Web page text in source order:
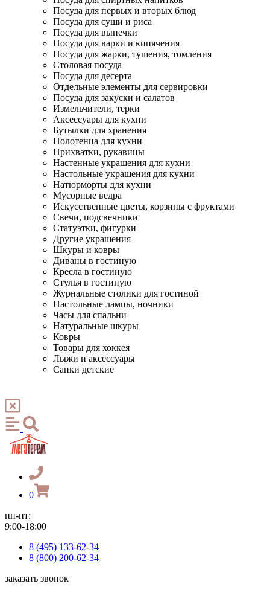
Посуда для первых и вторых блюд
Посуда для суши и риса
Посуда для выпечки
Посуда для варки и кипячения
Посуда для жарки, тушения, томления
Столовая посуда
Посуда для десерта
Отдельные элементы для сервировки
Посуда для закуски и салатов
Измельчители, терки
Аксессуары для кухни
Бутылки для хранения
Полотенца для кухни
Прихватки, рукавицы
Настенные украшения для кухни
Настольные украшения для кухни
Натюрморты для кухни
Мусорные ведра
Искусственные цветы, корзины с фруктами
Свечи, подсвечники
Статуэтки, фигурки
Другие украшения
Шкуры и ковры
Диваны в гостиную
Кресла в гостиную
Стулья в гостиную
Журнальные столики для гостиной
Настольные лампы, ночники
Часы для спальни
Натуральные шкуры
Ковры
Товары для хоккея
Лыжи и аксессуары
Санки детские
0
пн-пт:
9:00-18:00
8 (495) 133-62-34
8 (800) 200-62-34
заказать звонок